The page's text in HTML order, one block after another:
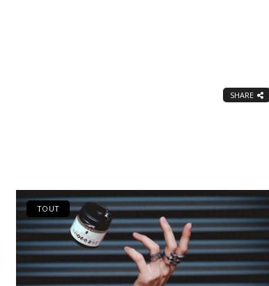
SHARE
TOUT